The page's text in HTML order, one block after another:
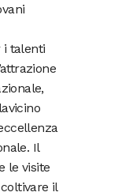
i talenti
Il
le visite
il